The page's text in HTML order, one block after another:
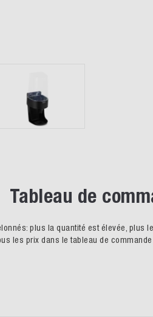
Tableau de
plus la quantité est élevée, plus
les prix dans le tableau de commande